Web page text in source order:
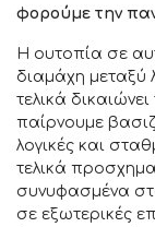
φορούμε την
Η ουτοπία σε
διαμάχη μεταξύ
τελικά
παίρνουμε
λογικές και
τελικά
συνυφασμένα
σε εξωτερικές